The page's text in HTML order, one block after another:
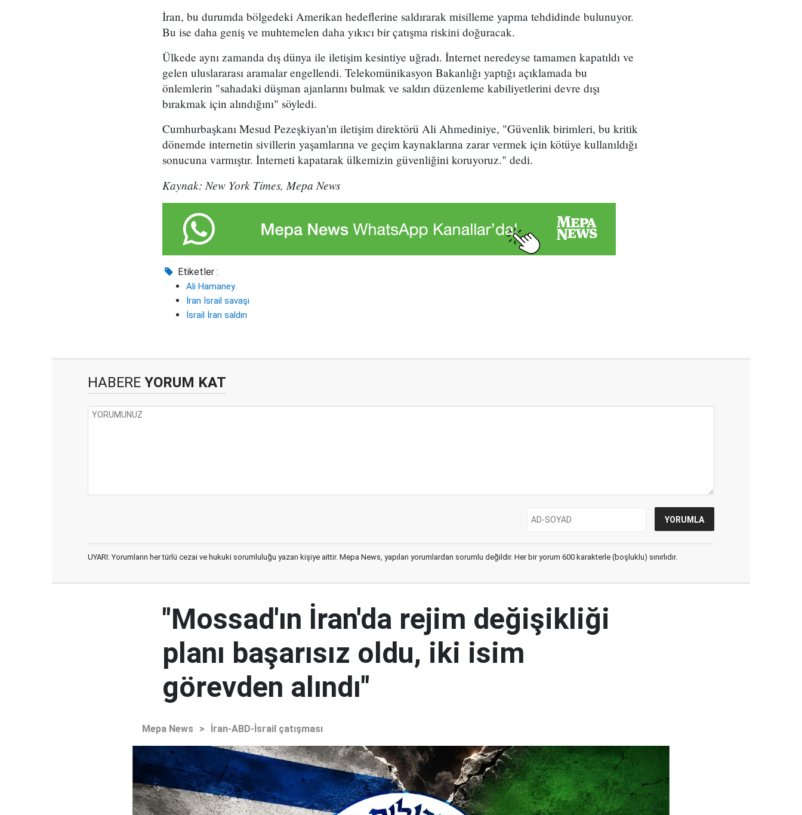
İran, bu durumda bölgedeki Amerikan hedeflerine saldırarak misilleme yapma tehdidinde bulunuyor.
Bu ise daha geniş ve muhtemelen daha yıkıcı bir çatışma riskini doğuracak.
Ülkede aynı zamanda dış dünya ile iletişim kesintiye uğradı. İnternet neredeyse tamamen kapatıldı ve
gelen uluslararası aramalar engellendi. Telekomünikasyon Bakanlığı yaptığı açıklamada bu
önlemlerin "sahadaki düşman ajanlarını bulmak ve saldırı düzenleme kabiliyetlerini devre dışı
bırakmak için alındığını" söyledi.
Cumhurbaşkanı Mesud Pezeşkiyan'ın iletişim direktörü Ali Ahmediniye, "Güvenlik birimleri, bu kritik
dönemde internetin sivillerin yaşamlarına ve geçim kaynaklarına zarar vermek için kötüye kullanıldığı
sonucuna varmıştır. İnterneti kapatarak ülkemizin güvenliğini koruyoruz." dedi.
Kaynak: New York Times, Mepa News
Etiketler :
Ali Hamaney
İran İsrail savaşı
İsrail İran saldırı
HABERE YORUM KAT
UYARI: Yorumların her türlü cezai ve hukuki sorumluluğu yazan kişiye aittir. Mepa News, yapılan yorumlardan sorumlu değildir. Her bir yorum 600 karakterle (boşluklu) sınırlıdır.
"Mossad'ın İran'da rejim değişikliği
planı başarısız oldu, iki isim
görevden alındı"
Mepa News > İran-ABD-İsrail çatışması